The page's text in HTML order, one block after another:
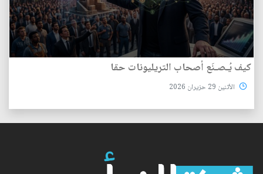
كيف يُـصـنَع أصحاب التريليونات حقا
الأثنين 29 حزيران 2026